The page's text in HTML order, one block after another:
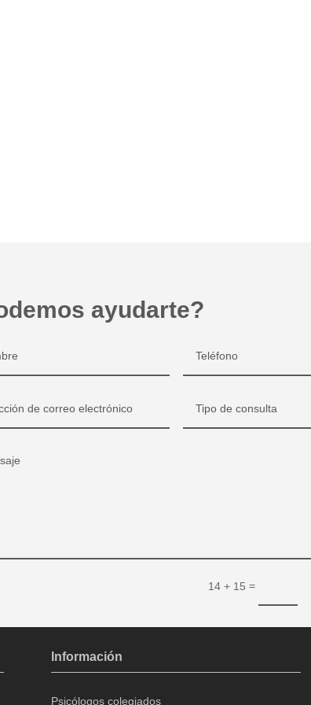
ayudarte?
14 + 15 =
Información
Psicólogos colegiados